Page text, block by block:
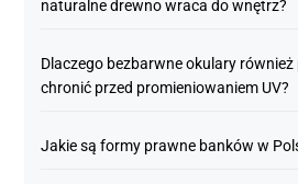
naturalne drewno wraca do wnętrz?
Dlaczego bezbarwne okulary
chronić przed promieniowaniem UV?
Jakie są formy prawne banków w